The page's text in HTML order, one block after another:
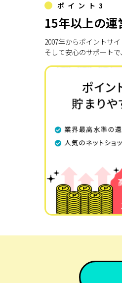
ポイント3
15年以上の運
2007年からポイントサ
そして安心のサポート